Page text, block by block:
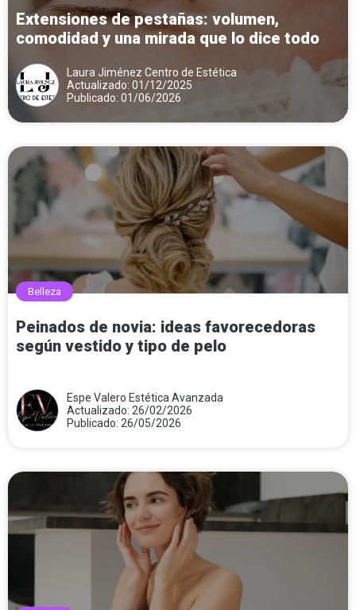
Extensiones de pestañas: volumen,
comodidad y una mirada que lo dice todo
Laura Jiménez Centro de Estética
Actualizado: 01/12/2025
Publicado: 01/06/2026
Belleza
Peinados de novia: ideas favorecedoras
según vestido y tipo de pelo
Espe Valero Estética Avanzada
Actualizado: 26/02/2026
Publicado: 26/05/2026